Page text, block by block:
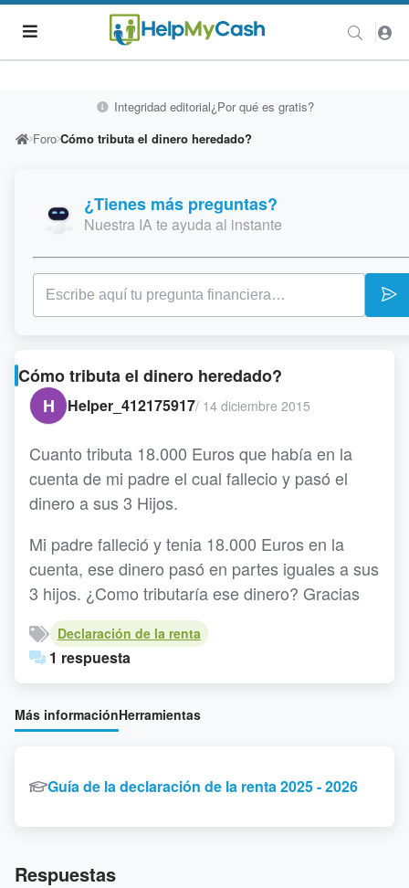
Integridad editorial¿Por qué es gratis?
Foro Cómo tributa el dinero heredado?
¿Tienes más preguntas?
Nuestra IA te ayuda al instante
Cómo tributa el dinero heredado?
H
Helper_412175917/ 14 diciembre 2015
Cuanto tributa 18.000 Euros que había en la
cuenta de mi padre el cual fallecio y pasó el
dinero a sus 3 Hijos.
Mi padre falleció y tenia 18.000 Euros en la
cuenta, ese dinero pasó en partes iguales a sus
3 hijos. ¿Como tributaría ese dinero? Gracias
Declaración de la renta
1 respuesta
Más informaciónHerramientas
Guía de la declaración de la renta 2025 - 2026
Respuestas